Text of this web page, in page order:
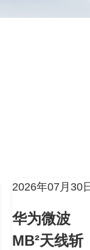
2026年07月30
华为微波
MB²天线斩